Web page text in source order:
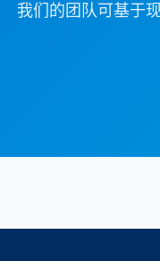
我们的团队可基于